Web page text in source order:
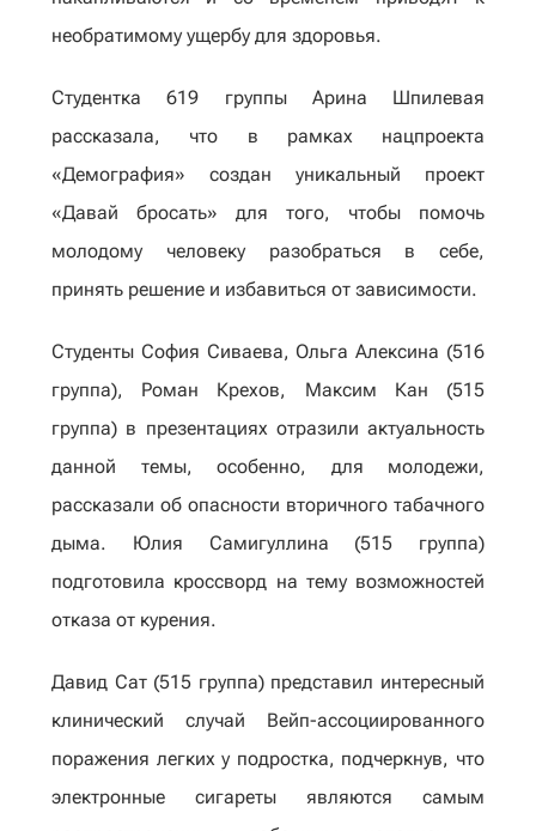
необратимому ущербу для здоровья.
Студентка 619 группы Арина Шпилевая
рассказала, что в рамках нацпроекта
«Демография» создан уникальный проект
«Давай бросать» для того, чтобы помочь
молодому человеку разобраться в себе,
принять решение и избавиться от зависимости.
Студенты София Сиваева, Ольга Алексина (516
группа), Роман Крехов, Максим Кан (515
группа) в презентациях отразили актуальность
данной темы, особенно, для молодежи,
рассказали об опасности вторичного табачного
дыма. Юлия Самигуллина (515 группа)
подготовила кроссворд на тему возможностей
отказа от курения.
Давид Сат (515 группа) представил интересный
клинический случай Вейп-ассоциированного
поражения легких у подростка, подчеркнув, что
электронные сигареты являются самым